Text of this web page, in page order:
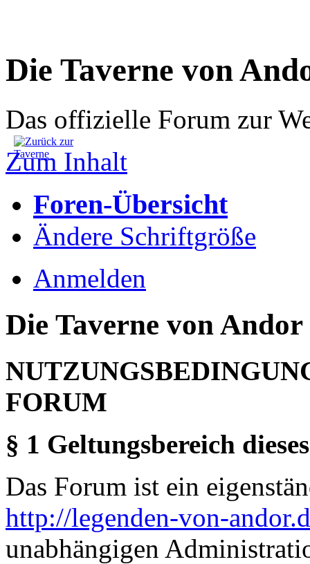
Die Taverne von
Das offizielle Forum zur
Zum Inhalt
Foren-Übersicht
Ändere Schriftgröße
Anmelden
Die Taverne von
FORUM
§ 1 Geltungsbereich
Das Forum ist ein
http://legenden-von-
unabhängigen